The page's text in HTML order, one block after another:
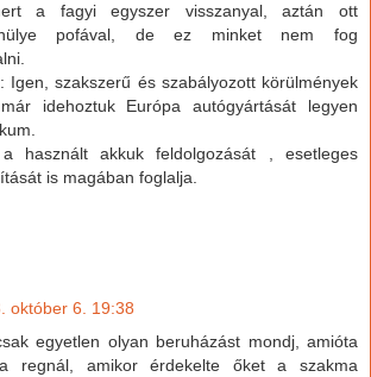
a fagyi egyszer visszanyal, aztán ott
pofával, de ez minket nem fog
Igen, szakszerű és szabályozott körülmények
idehoztuk Európa autógyártását legyen
használt akkuk feldolgozását , esetleges
is magában foglalja.
október 6. 19:38
egyetlen olyan beruházást mondj, amióta
regnál, amikor érdekelte őket a szakma